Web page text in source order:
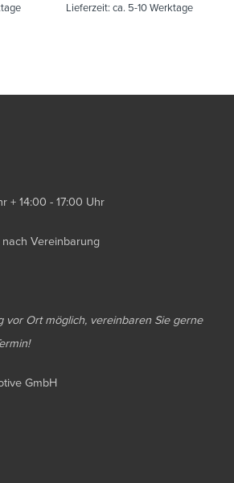
Lieferzeit: ca. 5-10 Werktage
+ 14:00 - 17:00 Uhr
Vereinbarung
vor Ort möglich, vereinbaren Sie gerne
GmbH